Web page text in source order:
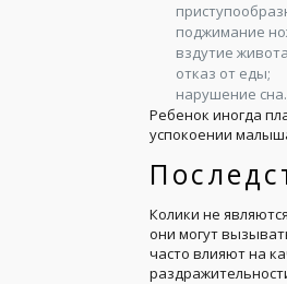
поджимание
вздутие
отказ от еды;
нарушение сна.
Ребенок иногда
успокоении
Колики не
они могут
часто влияют на